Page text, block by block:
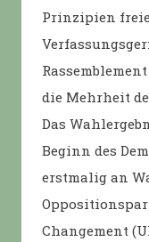
Prinzipien
die Mehrheit
Das
Beginn des
erstmalig an
Changement